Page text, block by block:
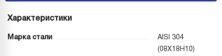
Характеристики
Марка стали
AISI 304
(08Х18Н10)